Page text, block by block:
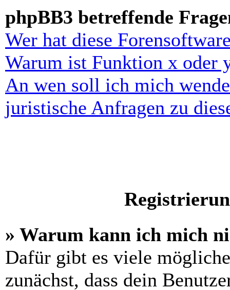
phpBB3 betreffende
Wer hat diese
Warum ist Funktion x oder
An wen soll ich mich
juristische Anfragen zu
» Warum kann ich mich
Dafür gibt es viele
zunächst, dass dein